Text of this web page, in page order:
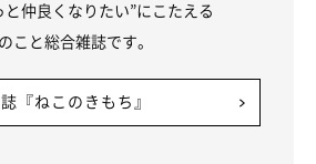
前足を器用に使ってドアを手前に引いて
するときに前足を使うので、犬に比べる
と仲良くなりたい”にこたえる
こと総合雑誌です。
『ねこのきもち』